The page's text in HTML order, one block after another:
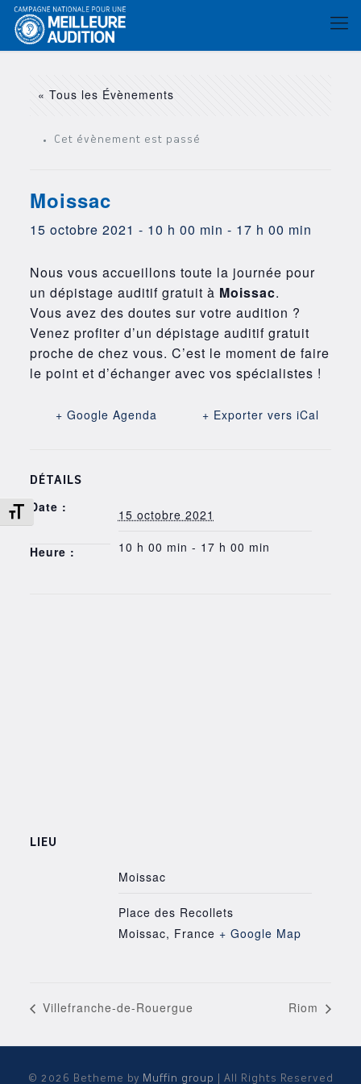
Changer la taille de la police
« Tous les Évènements
Cet évènement est passé
Moissac
15 octobre 2021 - 10 h 00 min - 17 h 00 min
Nous vous accueillons toute la journée pour
un dépistage auditif gratuit à Moissac.
Vous avez des doutes sur votre audition ?
Venez profiter d’un dépistage auditif gratuit
proche de chez vous. C’est le moment de faire
le point et d’échanger avec vos spécialistes !
+ Google Agenda + Exporter vers iCal
DÉTAILS
Date : 15 octobre 2021
Heure : 10 h 00 min - 17 h 00 min
LIEU
Moissac
Place des Recollets
Moissac, France + Google Map
Villefranche-de-Rouergue Riom
© 2026 Betheme by Muffin group | All Rights Reserved